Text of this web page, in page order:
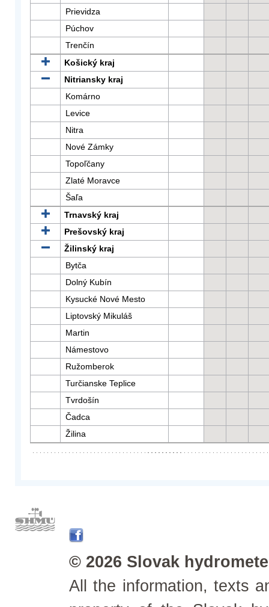
Prievidza
Púchov
Trenčín
Košický kraj
Nitriansky kraj
Komárno
Levice
Nitra
Nové Zámky
Topoľčany
Zlaté Moravce
Šaľa
Trnavský kraj
Prešovský kraj
Žilinský kraj
Bytča
Dolný Kubín
Kysucké Nové Mesto
Liptovský Mikuláš
Martin
Námestovo
Ružomberok
Turčianske Teplice
Tvrdošín
Čadca
Žilina
© 2026 Slovak
All the information, texts